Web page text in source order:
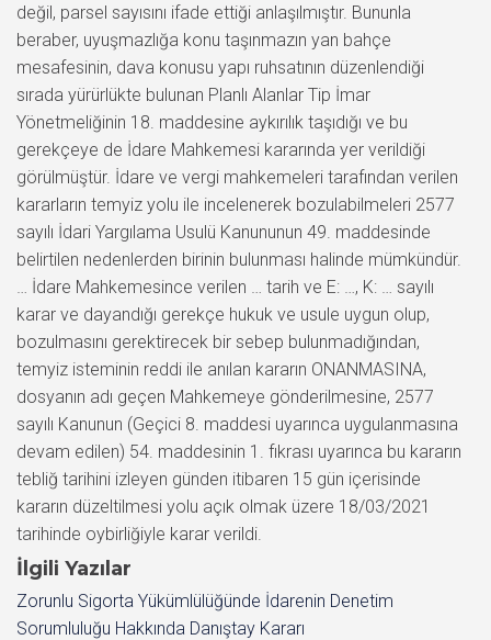
değil, parsel sayısını ifade ettiği anlaşılmıştır. Bununla
beraber, uyuşmazlığa konu taşınmazın yan bahçe
mesafesinin, dava konusu yapı ruhsatının düzenlendiği
sırada yürürlükte bulunan Planlı Alanlar Tip İmar
Yönetmeliğinin 18. maddesine aykırılık taşıdığı ve bu
gerekçeye de İdare Mahkemesi kararında yer verildiği
görülmüştür. İdare ve vergi mahkemeleri tarafından verilen
kararların temyiz yolu ile incelenerek bozulabilmeleri 2577
sayılı İdari Yargılama Usulü Kanununun 49. maddesinde
belirtilen nedenlerden birinin bulunması halinde mümkündür.
… İdare Mahkemesince verilen … tarih ve E: …, K: … sayılı
karar ve dayandığı gerekçe hukuk ve usule uygun olup,
bozulmasını gerektirecek bir sebep bulunmadığından,
temyiz isteminin reddi ile anılan kararın ONANMASINA,
dosyanın adı geçen Mahkemeye gönderilmesine, 2577
sayılı Kanunun (Geçici 8. maddesi uyarınca uygulanmasına
devam edilen) 54. maddesinin 1. fıkrası uyarınca bu kararın
tebliğ tarihini izleyen günden itibaren 15 gün içerisinde
kararın düzeltilmesi yolu açık olmak üzere 18/03/2021
tarihinde oybirliğiyle karar verildi.
İlgili Yazılar
Zorunlu Sigorta Yükümlülüğünde İdarenin Denetim
Sorumluluğu Hakkında Danıştay Kararı